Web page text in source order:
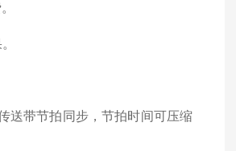
送带节拍同步，节拍时间可压缩